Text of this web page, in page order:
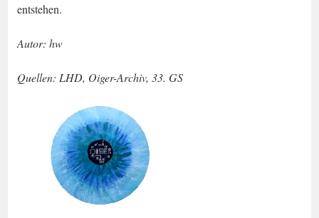
entstehen.
Autor: hw
Quellen: LHD, Oiger-Archiv, 33. GS